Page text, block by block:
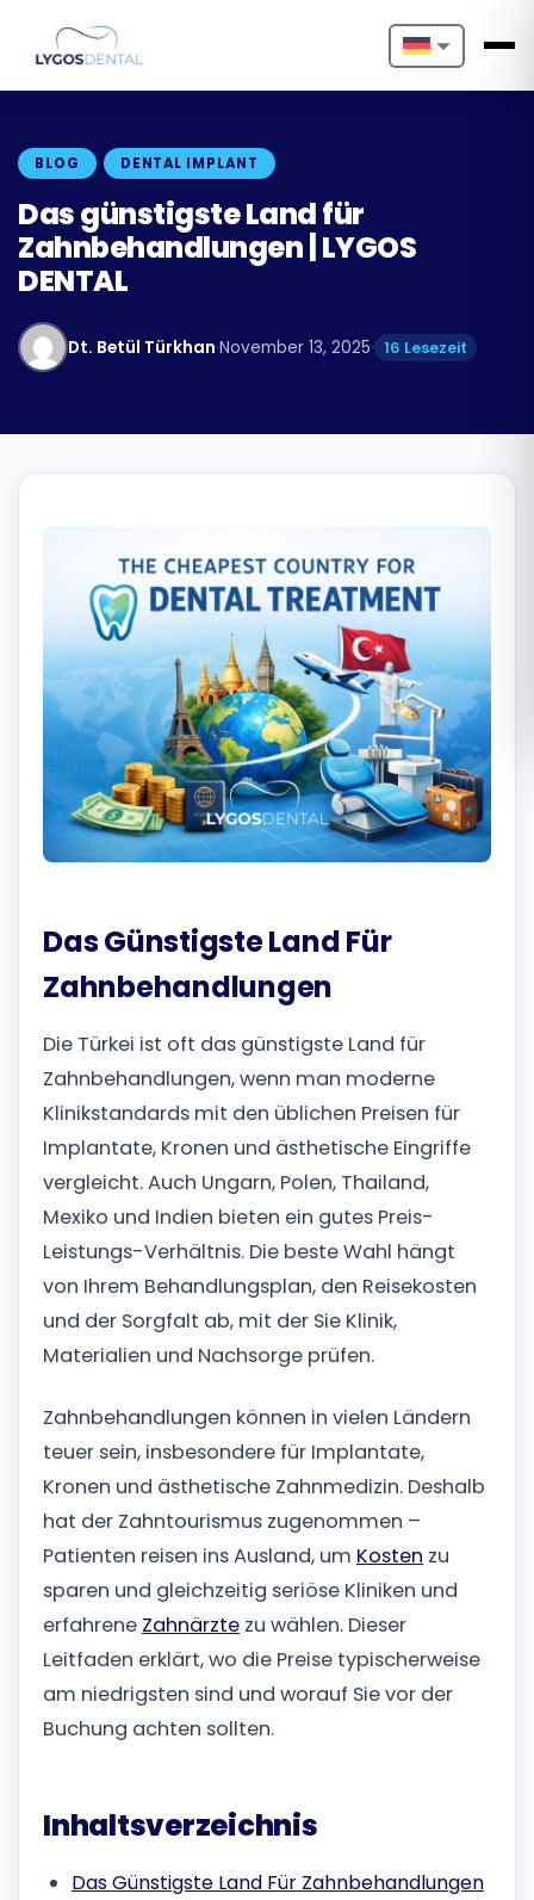
Nederlands
Deutsch
Español
Italiano
Română
Русский
BLOG DENTAL IMPLANT
Das günstigste Land für
Zahnbehandlungen | LYGOS
DENTAL
Dt. Betül Türkhan·November 13, 2025· 16 Lesezeit
Das Günstigste Land Für
Zahnbehandlungen
Die Türkei ist oft das günstigste Land für
Zahnbehandlungen, wenn man moderne
Klinikstandards mit den üblichen Preisen für
Implantate, Kronen und ästhetische Eingriffe
vergleicht. Auch Ungarn, Polen, Thailand,
Mexiko und Indien bieten ein gutes Preis-
Leistungs-Verhältnis. Die beste Wahl hängt
von Ihrem Behandlungsplan, den Reisekosten
und der Sorgfalt ab, mit der Sie Klinik,
Materialien und Nachsorge prüfen.
Zahnbehandlungen können in vielen Ländern
teuer sein, insbesondere für Implantate,
Kronen und ästhetische Zahnmedizin. Deshalb
hat der Zahntourismus zugenommen –
Patienten reisen ins Ausland, um Kosten zu
sparen und gleichzeitig seriöse Kliniken und
erfahrene Zahnärzte zu wählen. Dieser
Leitfaden erklärt, wo die Preise typischerweise
am niedrigsten sind und worauf Sie vor der
Buchung achten sollten.
Inhaltsverzeichnis
Das Günstigste Land Für Zahnbehandlungen